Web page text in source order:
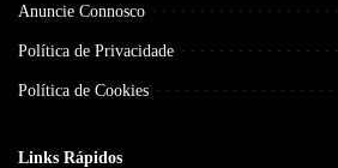
Anuncie Connosco
Política de Privacidade
Política de Cookies
Links Rápidos